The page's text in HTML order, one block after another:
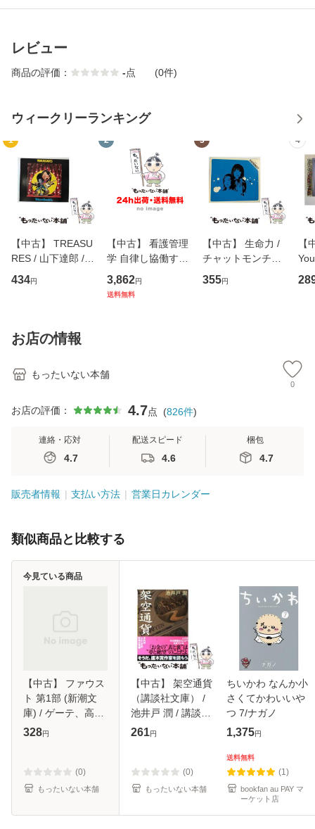
レビュー
商品の評価： -点 (0件)
ウィークリーランキング
1
【中古】 TREASU
RES / 山下達郎 /
イーストウエス
ト・ジャパン [CD]
434円
2
【中古】 看護管理
学 自律し協働する
専門職の看護マネ
ジメントスキル 改
3,862円
送料無料
3
【中古】 生命力 /
チャットモンチー /
キューンレコード
[CD]【メール便送
355円
4
【
のが
お店の情報
もったいない本舗
0
お店の評価： 4.7点 (826件)
連絡・応対
4.7
配送スピード
4.6
梱包
4.7
販売者情報 支払い方法 営業日カレンダー
類似商品と比較する
【中古】 ファウス
ト 第1部 (新潮文
庫) / ゲーテ、高橋
義孝 / 新潮社 [文
328円
(0)
もったいない本舗
今見ている商品
【中古】 架空通貨
（講談社文庫） /
池井戸 潤 / 講談社
[文庫]【メール便送
261円
(0)
もったいない本舗
ちいかわ なんか小
さくてかわいいや
つ 7/ナガノ
1,375円
送料無料
(1)
bookfan au PAY マ
ーケット店